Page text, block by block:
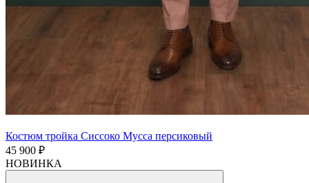
Костюм тройка Сиссоко Мусса персиковый
45 900 ₽
НОВИНКА